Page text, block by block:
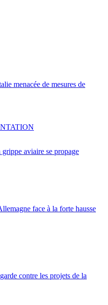
menacée de mesures de
aviaire se propage
face à la forte hausse
contre les projets de la